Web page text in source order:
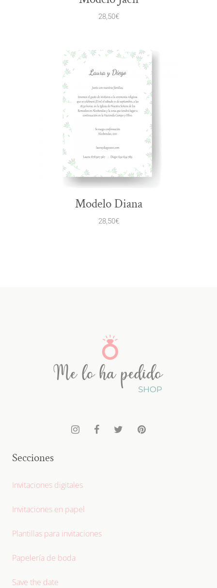
28,50€
Modelo Diana
28,50€
Secciones
Invitaciones digitales
Invitaciones en papel
Plantillas para invitaciones
Papelería de boda
Save the date